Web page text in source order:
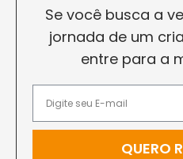
Se você busca a
jornada de um
entre para a
QUERO